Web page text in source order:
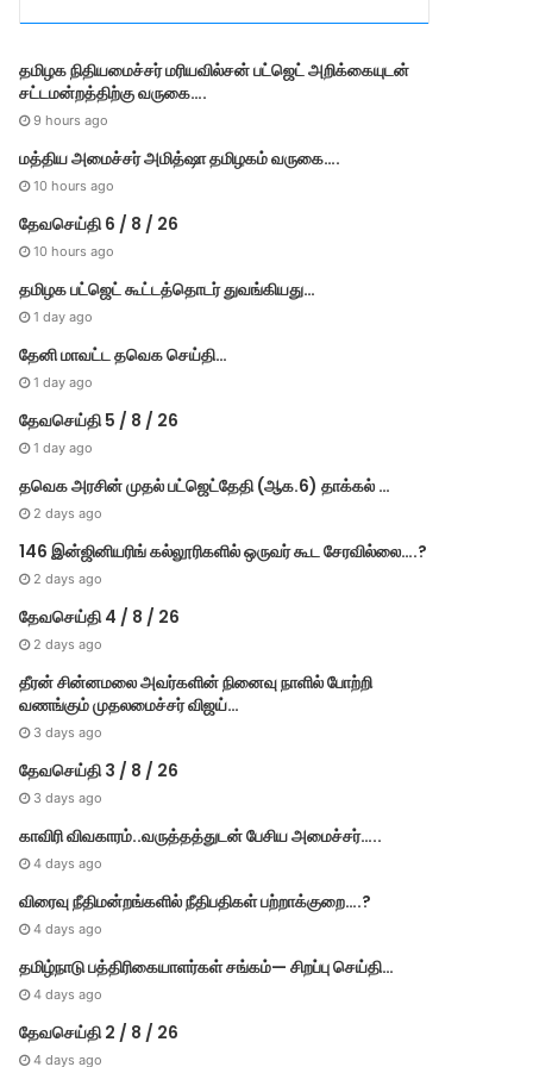
s
தமி​ழ​க நிதியமைச்சர் மரியவில்சன் பட்ஜெட் அறிக்கையுடன்
சட்டமன்றத்திற்கு வருகை….
9 hours ago
மத்திய அமைச்சர் அமித்ஷா தமிழகம் வருகை….
10 hours ago
தேவசெய்தி 6 / 8 / 26
10 hours ago
தமிழக பட்ஜெட் கூட்டத்தொடர் துவங்கியது…
1 day ago
தேனி மாவட்ட தவெக செய்தி…
1 day ago
தேவசெய்தி 5 / 8 / 26
1 day ago
தவெக அரசின் முதல் பட்​ஜெட்தேதி (ஆக.6) தாக்​கல் …
2 days ago
146 இன்ஜினியரிங் கல்லூரிகளில் ஒருவர் கூட சேரவில்லை….?
2 days ago
தேவசெய்தி 4 / 8 / 26
2 days ago
தீரன் சின்னமலை அவர்களின் நினைவு நாளில் போற்றி
வணங்கும் முதலமைச்சர் விஜய்…
3 days ago
தேவசெய்தி 3 / 8 / 26
3 days ago
காவிரி விவகாரம்..வருத்தத்துடன் பேசிய அமைச்சர்…..
4 days ago
விரைவு நீதிமன்றங்களில் நீதிபதிகள் பற்றாக்குறை….?
4 days ago
தமிழ்நாடு பத்திரிகையாளர்கள் சங்கம்— சிறப்பு செய்தி…
4 days ago
தேவசெய்தி 2 / 8 / 26
4 days ago